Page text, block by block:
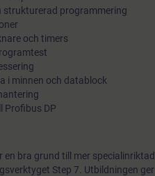
strukturerad programmering
och timers
i minnen och datablock
Profibus DP
en bra grund till mer
Step 7. Utbildningen